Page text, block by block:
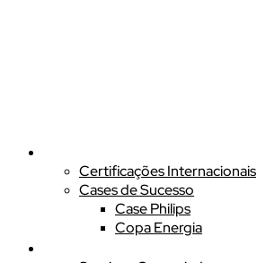
Certificações Internacionais
Cases de Sucesso
Case Philips
Copa Energia